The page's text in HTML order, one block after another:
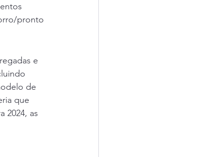
pronto
e
de
que
2024, as